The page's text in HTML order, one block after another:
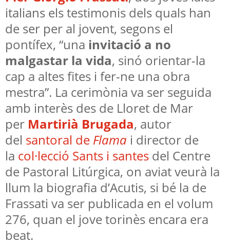
italians els testimonis dels quals han
de ser per al jovent, segons el
pontífex, “una invitació a no
malgastar la vida, sinó orientar-la
cap a altes fites i fer-ne una obra
mestra”. La cerimònia va ser seguida
amb interès des de Lloret de Mar
per Martirià Brugada, autor
del santoral de Flama i director de
la col·lecció Sants i santes del Centre
de Pastoral Litúrgica, on aviat veurà la
llum la biografia d’Acutis, si bé la de
Frassati va ser publicada en el volum
276, quan el jove torinès encara era
beat.